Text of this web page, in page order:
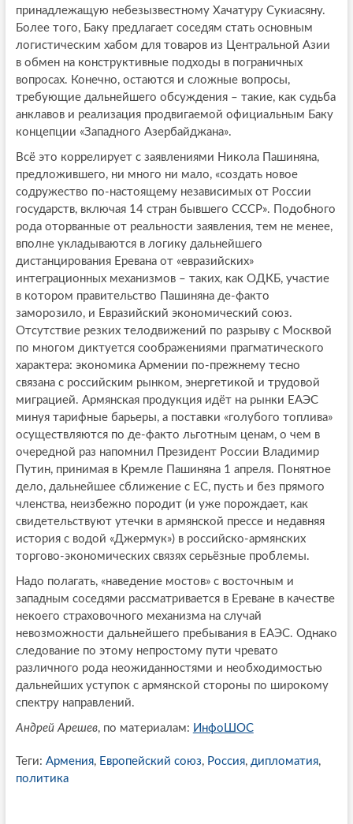
принадлежащую небезызвестному Хачатуру Сукиасяну.
Более того, Баку предлагает соседям стать основным
логистическим хабом для товаров из Центральной Азии
в обмен на конструктивные подходы в пограничных
вопросах. Конечно, остаются и сложные вопросы,
требующие дальнейшего обсуждения – такие, как судьба
анклавов и реализация продвигаемой официальным Баку
концепции «Западного Азербайджана».
Всё это коррелирует с заявлениями Никола Пашиняна,
предложившего, ни много ни мало, «создать новое
содружество по-настоящему независимых от России
государств, включая 14 стран бывшего СССР». Подобного
рода оторванные от реальности заявления, тем не менее,
вполне укладываются в логику дальнейшего
дистанцирования Еревана от «евразийских»
интеграционных механизмов – таких, как ОДКБ, участие
в котором правительство Пашиняна де-факто
заморозило, и Евразийский экономический союз.
Отсутствие резких телодвижений по разрыву с Москвой
по многом диктуется соображениями прагматического
характера: экономика Армении по-прежнему тесно
связана с российским рынком, энергетикой и трудовой
миграцией. Армянская продукция идёт на рынки ЕАЭС
минуя тарифные барьеры, а поставки «голубого топлива»
осуществляются по де-факто льготным ценам, о чем в
очередной раз напомнил Президент России Владимир
Путин, принимая в Кремле Пашиняна 1 апреля. Понятное
дело, дальнейшее сближение с ЕС, пусть и без прямого
членства, неизбежно породит (и уже порождает, как
свидетельствуют утечки в армянской прессе и недавняя
история с водой «Джермук») в российско-армянских
торгово-экономических связях серьёзные проблемы.
Надо полагать, «наведение мостов» с восточным и
западным соседями рассматривается в Ереване в качестве
некоего страховочного механизма на случай
невозможности дальнейшего пребывания в ЕАЭС. Однако
следование по этому непростому пути чревато
различного рода неожиданностями и необходимостью
дальнейших уступок с армянской стороны по широкому
спектру направлений.
Андрей Арешев, по материалам: ИнфоШОС
Теги: Армения, Европейский союз, Россия, дипломатия,
политика